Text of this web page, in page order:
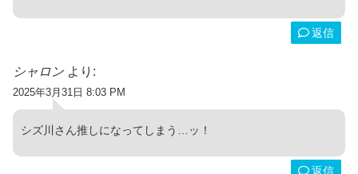
返信
シャロン より:
2025年3月31日 8:03 PM
シズ川さん推しになってしまう…ッ！
返信